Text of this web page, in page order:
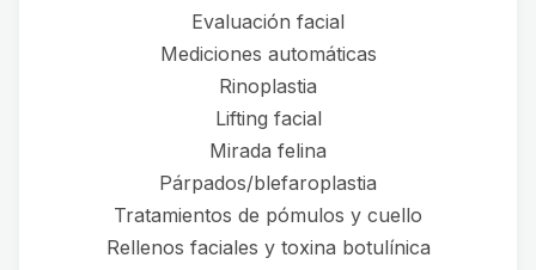
Evaluación facial
Mediciones automáticas
Rinoplastia
Lifting facial
Mirada felina
Párpados/blefaroplastia
Tratamientos de pómulos y cuello
Rellenos faciales y toxina botulínica